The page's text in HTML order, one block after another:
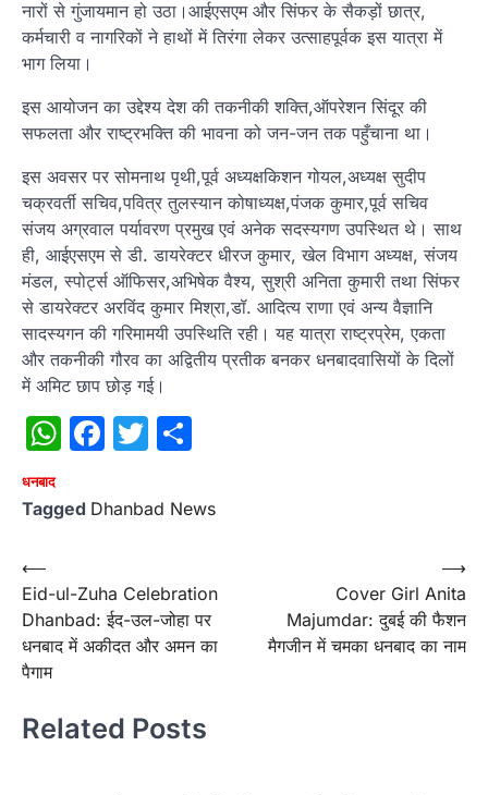
नारों से गुंजायमान हो उठा।आईएसएम और सिंफर के सैकड़ों छात्र,
कर्मचारी व नागरिकों ने हाथों में तिरंगा लेकर उत्साहपूर्वक इस यात्रा में
भाग लिया।
इस आयोजन का उद्देश्य देश की तकनीकी शक्ति,ऑपरेशन सिंदूर की
सफलता और राष्ट्रभक्ति की भावना को जन-जन तक पहुँचाना था।
इस अवसर पर सोमनाथ पृथी,पूर्व अध्यक्षकिशन गोयल,अध्यक्ष सुदीप
चक्रवर्ती सचिव,पवित्र तुलस्यान कोषाध्यक्ष,पंजक कुमार,पूर्व सचिव
संजय अग्रवाल पर्यावरण प्रमुख एवं अनेक सदस्यगण उपस्थित थे। साथ
ही, आईएसएम से डी. डायरेक्टर धीरज कुमार, खेल विभाग अध्यक्ष, संजय
मंडल, स्पोर्ट्स ऑफिसर,अभिषेक वैश्य, सुश्री अनिता कुमारी तथा सिंफर
से डायरेक्टर अरविंद कुमार मिश्रा,डॉ. आदित्य राणा एवं अन्य वैज्ञानि
सादस्यगन की गरिमामयी उपस्थिति रही। यह यात्रा राष्ट्रप्रेम, एकता
और तकनीकी गौरव का अद्वितीय प्रतीक बनकर धनबादवासियों के दिलों
में अमिट छाप छोड़ गई।
WhatsApp
Facebook
Twitter
धनबाद
Tagged Dhanbad News
Post
navigation
⟵
Eid-ul-Zuha Celebration
Dhanbad: ईद-उल-जोहा पर
धनबाद में अकीदत और अमन का
पैगाम
Cover Girl Anita
Majumdar: दुबई की फैशन
मैगजीन में चमका धनबाद का नाम
⟶
Related Posts